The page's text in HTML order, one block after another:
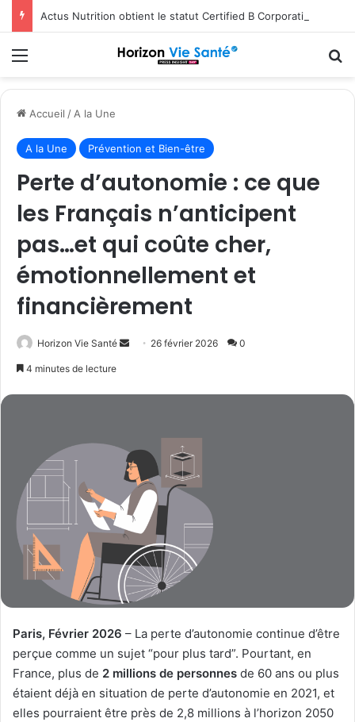
Actus Nutrition obtient le statut Certified B Corporation™
Menu
Accueil /A la Une
A la Une Prévention et Bien-être
Perte d’autonomie : ce que
les Français n’anticipent
pas…et qui coûte cher,
émotionnellement et
financièrement
Horizon Vie Santé
Envoyer26 février 2026 0
4 minutes de lecture
Paris, Février 2026 – La perte d’autonomie continue d’être
perçue comme un sujet “pour plus tard”. Pourtant, en
France, plus de 2 millions de personnes de 60 ans ou plus
étaient déjà en situation de perte d’autonomie en 2021, et
elles pourraient être près de 2,8 millions à l’horizon 2050